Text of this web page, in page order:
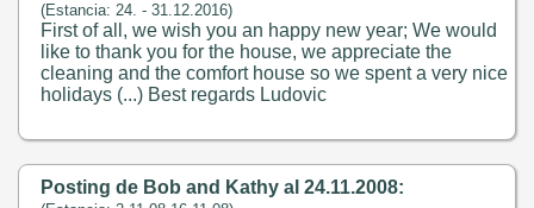
(Estancia: 24. - 31.12.2016)
First of all, we wish you an happy new year; We would
like to thank you for the house, we appreciate the
cleaning and the comfort house so we spent a very nice
holidays (...) Best regards Ludovic
Posting de Bob and Kathy al 24.11.2008: